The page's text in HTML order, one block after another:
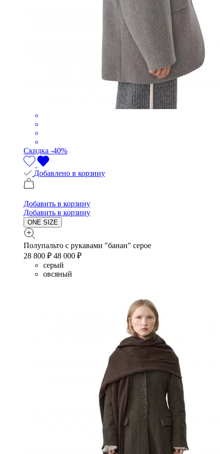
Скидка -40%
Добавлено в корзину
Добавить в корзину
Добавить в корзину
ONE SIZE
Полупальто с рукавами "банан" серое
28 800 ₽ 48 000 ₽
серый
овсяный